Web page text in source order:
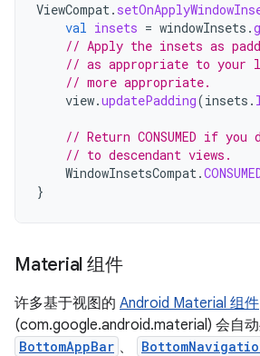
ViewCompat.
val insets = windowInsets .
// Apply the insets as
// as appropriate to your
// more appropriate.
view.updatePadding(insets .
// Return CONSUMED if
// to descendant views.
WindowInsetsCompat.
}
Material 组件
许多基于视图的 Android Material 组件
(com.google.android.material) 会自
BottomAppBar 、